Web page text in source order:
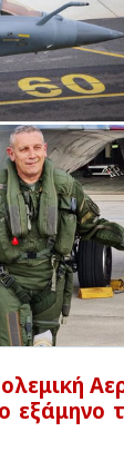
εξάμηνο